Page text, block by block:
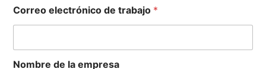
Correo electrónico de trabajo *
Nombre de la empresa